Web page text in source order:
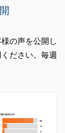
の声を公開し
ださい。毎週